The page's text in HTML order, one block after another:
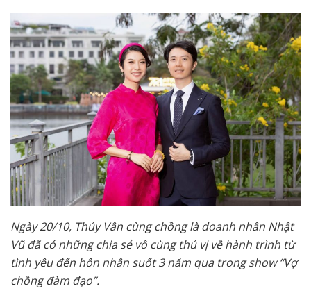
Ngày 20/10, Thúy Vân cùng chồng là doanh nhân Nhật
Vũ đã có những chia sẻ vô cùng thú vị về hành trình từ
tình yêu đến hôn nhân suốt 3 năm qua trong show “Vợ
chồng đàm đạo”.